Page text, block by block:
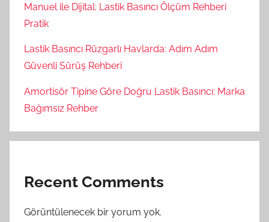
Manuel ile Dijital: Lastik Basıncı Ölçüm Rehberi
Pratik
Lastik Basıncı Rüzgarlı Havlarda: Adım Adım
Güvenli Sürüş Rehberi
Amortisör Tipine Göre Doğru Lastik Basıncı: Marka
Bağımsız Rehber
Recent Comments
Görüntülenecek bir yorum yok.